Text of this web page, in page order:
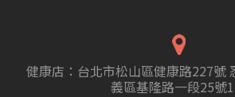
健康店：台北市松山區健康路227號
義區基隆路一段25號